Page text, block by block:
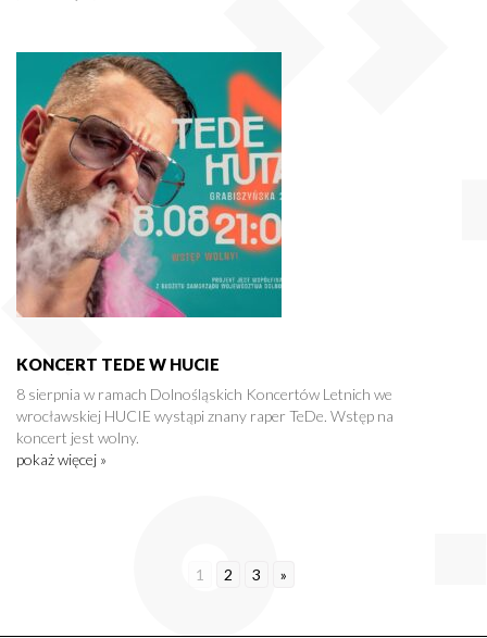
KONCERT TEDE W HUCIE
8 sierpnia w ramach Dolnośląskich Koncertów Letnich we
wrocławskiej HUCIE wystąpi znany raper TeDe. Wstęp na
koncert jest wolny.
pokaż więcej »
1 2 3 »